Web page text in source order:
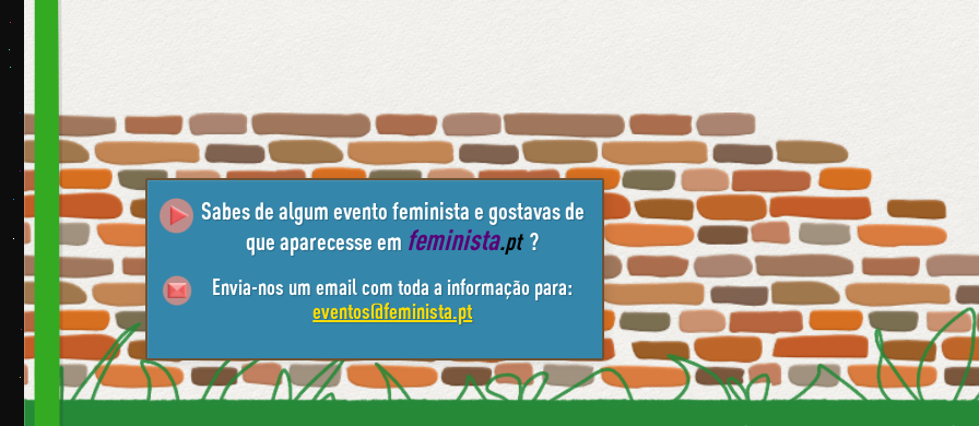
Sabes de algum evento feminista e gostavas de
que aparecesse em feminista.pt ?
Envia-nos um email com toda a informação para:
eventos@feminista.pt